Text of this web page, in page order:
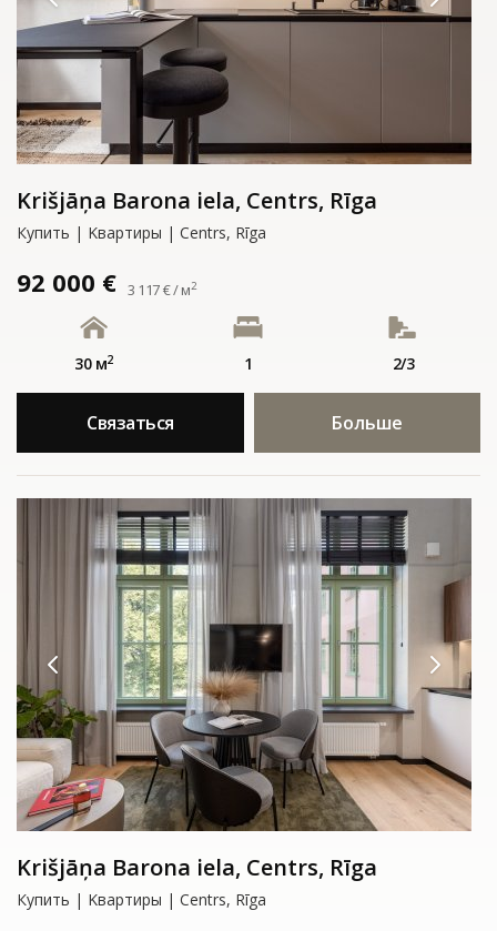
Krišjāņa Barona iela, Centrs, Rīga
Купить | Kвартиры | Centrs, Rīga
92 000 € 3 117 € / м2
30 м2 1 2/3
Связаться Больше
Krišjāņa Barona iela, Centrs, Rīga
Купить | Kвартиры | Centrs, Rīga